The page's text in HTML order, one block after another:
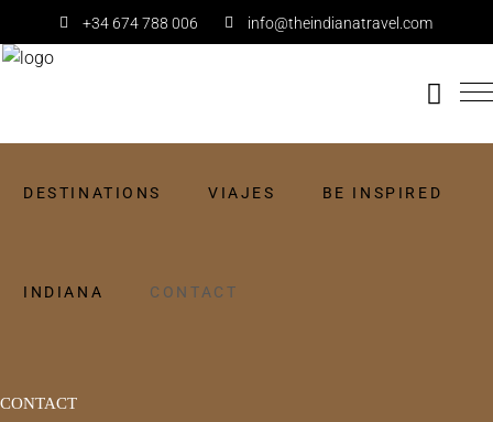
+34 674 788 006 info@theindianatravel.com
DESTINATIONS VIAJES BE INSPIRED
INDIANA CONTACT
CONTACT